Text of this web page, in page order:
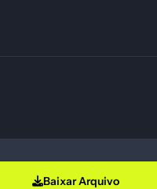
Baixar Arquivo